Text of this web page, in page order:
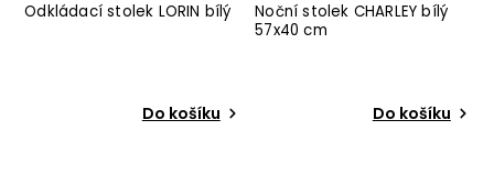
Odkládací stolek LORIN bílý
Do košíku
Noční stolek CHARLEY bílý
57x40 cm
Do košíku